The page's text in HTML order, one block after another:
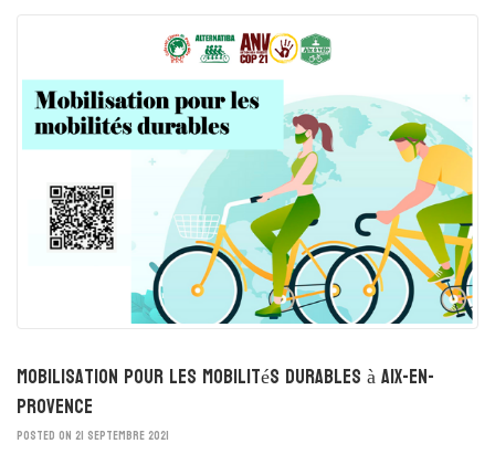
Mobilisation pour les mobilités durables à Aix-en-
Provence
POSTED ON 21 SEPTEMBRE 2021